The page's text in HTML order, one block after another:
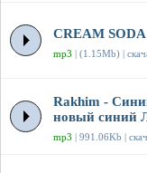
CREAM
mp3 | (1.15Mb) |
Rakhim -
новый синий
mp3 | 991.06Kb |